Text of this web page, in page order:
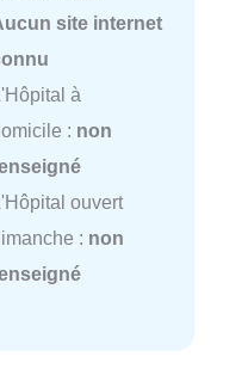
site internet
à
: non
ouvert
: non